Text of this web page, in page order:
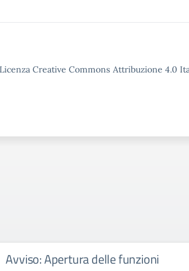
Creative Commons Attribuzione 4.0
Avviso: Apertura delle funzioni